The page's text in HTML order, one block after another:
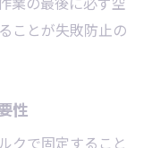
ことが失敗防止の
性
クで固定すること